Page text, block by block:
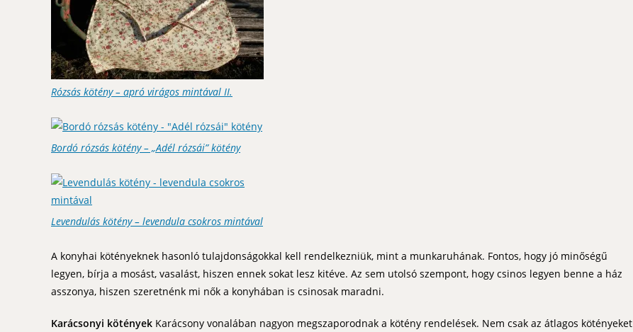
Rózsás kötény – apró virágos mintával II.
Bordó rózsás kötény – „Adél rózsái” kötény
Levendulás kötény – levendula csokros mintával
A konyhai kötényeknek hasonló tulajdonságokkal kell rendelkezniük, mint a munkaruhának. Fontos, hogy jó minőségű
legyen, bírja a mosást, vasalást, hiszen ennek sokat lesz kitéve. Az sem utolsó szempont, hogy csinos legyen benne a ház
asszonya, hiszen szeretnénk mi nők a konyhában is csinosak maradni.
Karácsonyi kötények Karácsony vonalában nagyon megszaporodnak a kötény rendelések. Nem csak az átlagos kötényeket